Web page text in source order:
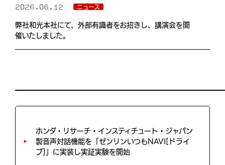
2026.06.12 ニュース
弊社和光本社にて、外部有識者をお招きし、講演会を開
催いたしました。
ホンダ・リサーチ・インスティチュート・ジャパン
製音声対話機能を「ゼンリンいつもNAVI[ドライ
ブ]」に実装し実証実験を開始